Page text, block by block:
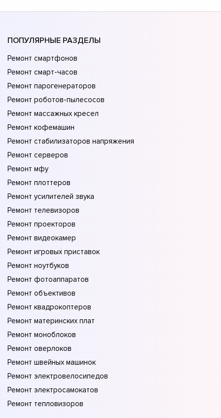
ПОПУЛЯРНЫЕ РАЗДЕЛЫ
Ремонт смартфонов
Ремонт смарт-часов
Ремонт парогенераторов
Ремонт роботов-пылесосов
Ремонт массажных кресел
Ремонт кофемашин
Ремонт стабилизаторов напряжения
Ремонт серверов
Ремонт мфу
Ремонт плоттеров
Ремонт усилителей звука
Ремонт телевизоров
Ремонт проекторов
Ремонт видеокамер
Ремонт игровых приставок
Ремонт ноутбуков
Ремонт фотоаппаратов
Ремонт объективов
Ремонт квадрокоптеров
Ремонт материнских плат
Ремонт моноблоков
Ремонт оверлоков
Ремонт швейных машинок
Ремонт электровелосипедов
Ремонт электросамокатов
Ремонт тепловизоров